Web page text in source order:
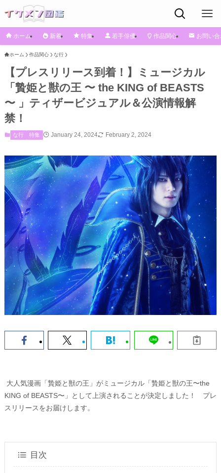
ホーム 新着 特集 若手俳優 作品関心 お問い
ホーム 作品関心 な行
【プレスリリース到着！】ミュージカル
「贄姫と獣の王 〜 the KING of BEASTS
〜 」ティザービジュアル＆公演情報解
禁！
な行 特集 January 24, 2024 February 2, 2024
大人気漫画「贄姫と獣の王」がミュージカル「贄姫と獣の王〜the
KING of BEASTS〜」として上演されることが決定しました！ プレ
スリリースをお届けします。
目次